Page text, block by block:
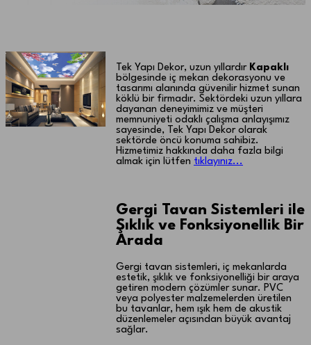
Tek Yapı Dekor, uzun yıllardır Kapaklı
bölgesinde iç mekan dekorasyonu ve
tasarımı alanında güvenilir hizmet sunan
köklü bir firmadır. Sektördeki uzun yıllara
dayanan deneyimimiz ve müşteri
memnuniyeti odaklı çalışma anlayışımız
sayesinde, Tek Yapı Dekor olarak
sektörde öncü konuma sahibiz.
Hizmetimiz hakkında daha fazla bilgi
almak için lütfen tıklayınız...
Gergi Tavan Sistemleri ile
Şıklık ve Fonksiyonellik Bir
Arada
Gergi tavan sistemleri, iç mekanlarda
estetik, şıklık ve fonksiyonelliği bir araya
getiren modern çözümler sunar. PVC
veya polyester malzemelerden üretilen
bu tavanlar, hem ışık hem de akustik
düzenlemeler açısından büyük avantaj
sağlar.